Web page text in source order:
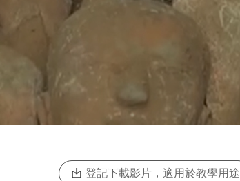
登記下載影片，適用於教學用途